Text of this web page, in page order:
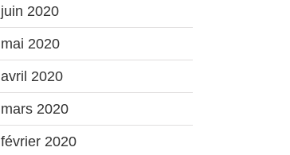
juin 2020
mai 2020
avril 2020
mars 2020
février 2020